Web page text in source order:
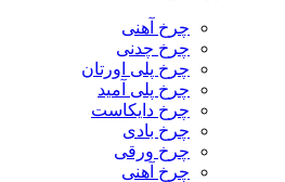
چرخ آهنی
چرخ چدنی
چرخ پلی اورتان
چرخ پلی آمید
چرخ دایکاست
چرخ بادی
چرخ ورقی
چرخ آهنی